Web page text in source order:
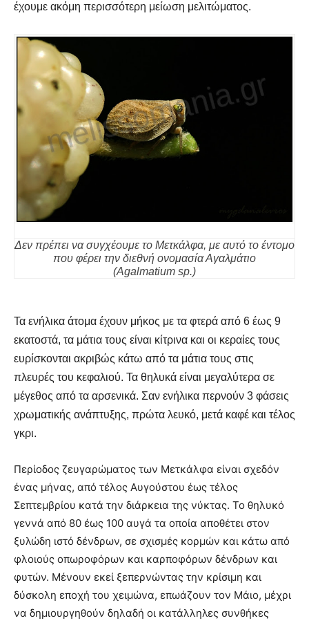
έχουμε ακόμη περισσότερη μείωση μελιτώματος.
Δεν πρέπει να συγχέουμε το Μετκάλφα, με αυτό το έντομο
που φέρει την διεθνή ονομασία Αγαλμάτιο
(Agalmatium sp.)
Τα ενήλικα άτομα έχουν μήκος με τα φτερά από 6 έως 9
εκατοστά, τα μάτια τους είναι κίτρινα και οι κεραίες τους
ευρίσκονται ακριβώς κάτω από τα μάτια τους στις
πλευρές του κεφαλιού. Τα θηλυκά είναι μεγαλύτερα σε
μέγεθος από τα αρσενικά. Σαν ενήλικα περνούν 3 φάσεις
χρωματικής ανάπτυξης, πρώτα λευκό, μετά καφέ και τέλος
γκρι.
Περίοδος ζευγαρώματος των Μετκάλφα είναι σχεδόν
ένας μήνας, από τέλος Αυγούστου έως τέλος
Σεπτεμβρίου κατά την διάρκεια της νύκτας. Το θηλυκό
γεννά από 80 έως 100 αυγά τα οποία αποθέτει στον
ξυλώδη ιστό δένδρων, σε σχισμές κορμών και κάτω από
φλοιούς οπωροφόρων και καρποφόρων δένδρων και
φυτών. Μένουν εκεί ξεπερνώντας την κρίσιμη και
δύσκολη εποχή του χειμώνα, επωάζουν τον Μάιο, μέχρι
να δημιουργηθούν δηλαδή οι κατάλληλες συνθήκες